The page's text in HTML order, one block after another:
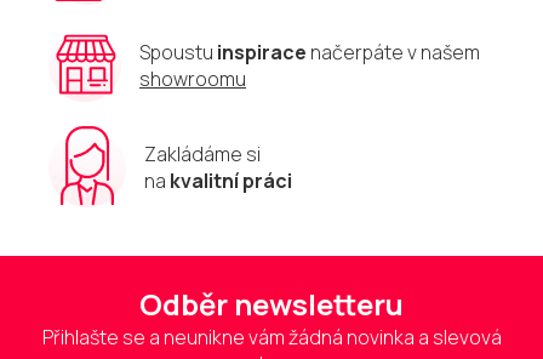
u
Spoustu inspirace načerpáte v našem
showroomu
Zakládáme si
na kvalitní práci
Odběr newsletteru
Přihlašte se a neunikne vám žádná novinka a slevová